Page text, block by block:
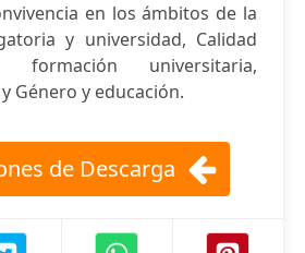
en los ámbitos de la
y universidad, Calidad
formación universitaria,
Género y educación.
de Descarga